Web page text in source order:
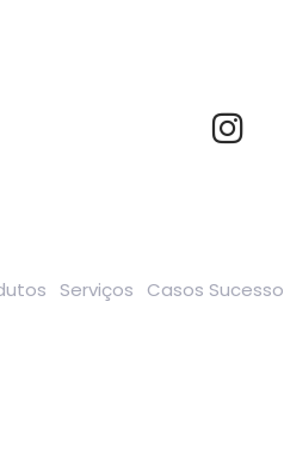
Serviços Casos Sucesso